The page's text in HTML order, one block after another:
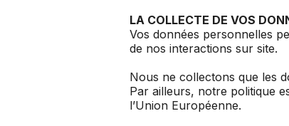
LA COLLECTE DE VOS
Vos données personnelles
de nos interactions sur site.
Nous ne collectons que les
Par ailleurs, notre politique
l’Union Européenne.